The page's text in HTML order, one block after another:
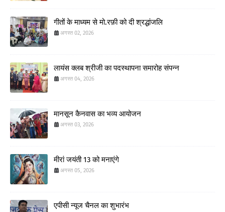
गीतों के माध्यम से मो.रफ़ी को दी श्रद्धांजलि
अगस्त 02, 2026
लायंस क्लब श्रीजी का पदस्थापना समारोह संपन्न
अगस्त 04, 2026
मानसून कैनवास का भव्य आयोजन
अगस्त 03, 2026
मीरां जयंती 13 को मनाएंगे
अगस्त 05, 2026
एपीसी न्यूज चैनल का शुभारंभ